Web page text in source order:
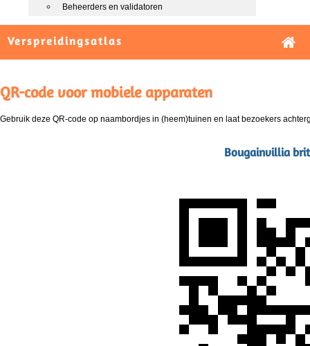
Beheerders en validatoren
Verspreidingsatlas
QR-code voor mobiele apparaten
Gebruik deze QR-code op naambordjes in (heem)tuinen en laat bezoekers
Bougainvillia